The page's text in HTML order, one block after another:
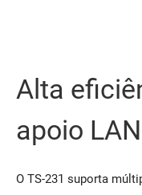
Alta
apoio
O TS-231 suporta